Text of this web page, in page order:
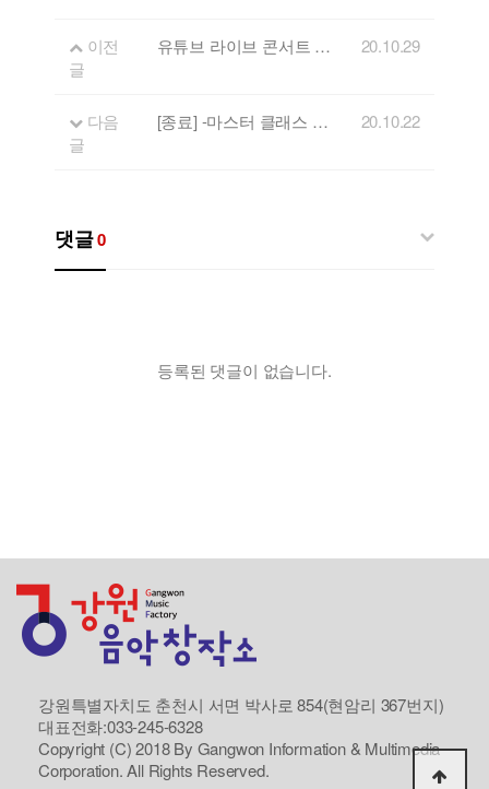
이전
글
유튜브 라이브 콘서트 'FLL' 열여덟번째 게스트 - Trio Alice 20.10.29
다음
글
[종료] -마스터 클래스 1회차- 기타리스트 박창곤 강연 안내 20.10.22
댓글0
등록된 댓글이 없습니다.
강원특별자치도 춘천시 서면 박사로 854(현암리 367번지)
대표전화:033-245-6328
Copyright (C) 2018 By Gangwon Information & Multimedia
Corporation. All Rights Reserved.